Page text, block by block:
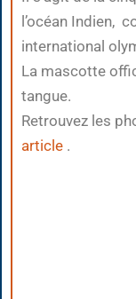
l’océan Indien,
international
La mascotte
tangue.
Retrouvez les
article .